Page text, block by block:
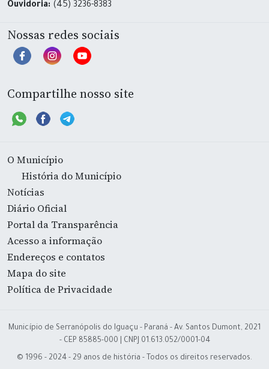
Ouvidoria: (45) 3236-8383
Nossas redes sociais
Compartilhe nosso site
O Município
História do Município
Notícias
Diário Oficial
Portal da Transparência
Acesso a informação
Endereços e contatos
Mapa do site
Política de Privacidade
Município de Serranópolis do Iguaçu - Paraná - Av. Santos Dumont, 2021
- CEP 85885-000 | CNPJ 01.613.052/0001-04
© 1996 - 2024 - 29 anos de história - Todos os direitos reservados.